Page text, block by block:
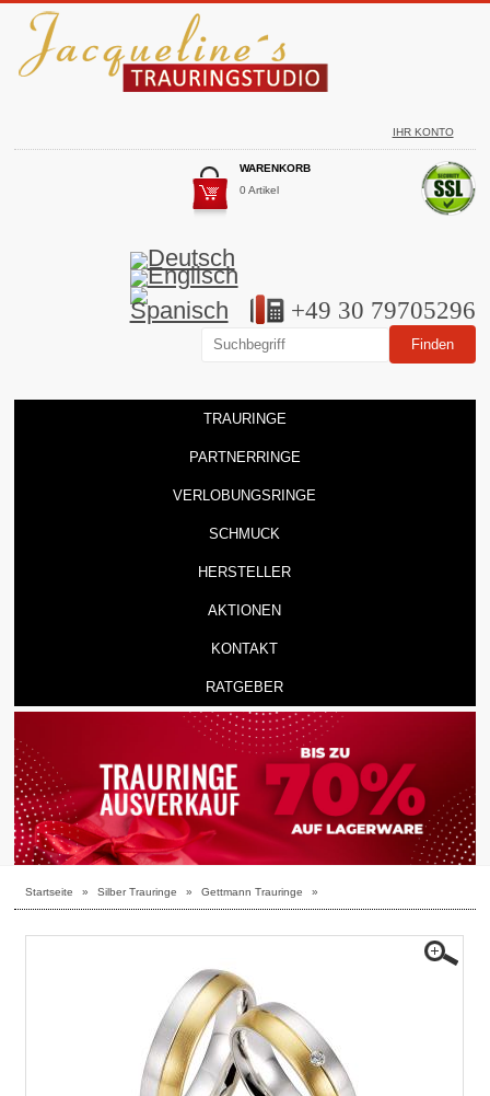
IHR KONTO
WARENKORB
0 Artikel
+49 30 79705296
TRAURINGE
PARTNERRINGE
VERLOBUNGSRINGE
SCHMUCK
HERSTELLER
AKTIONEN
KONTAKT
RATGEBER
Startseite » Silber Trauringe » Gettmann Trauringe »